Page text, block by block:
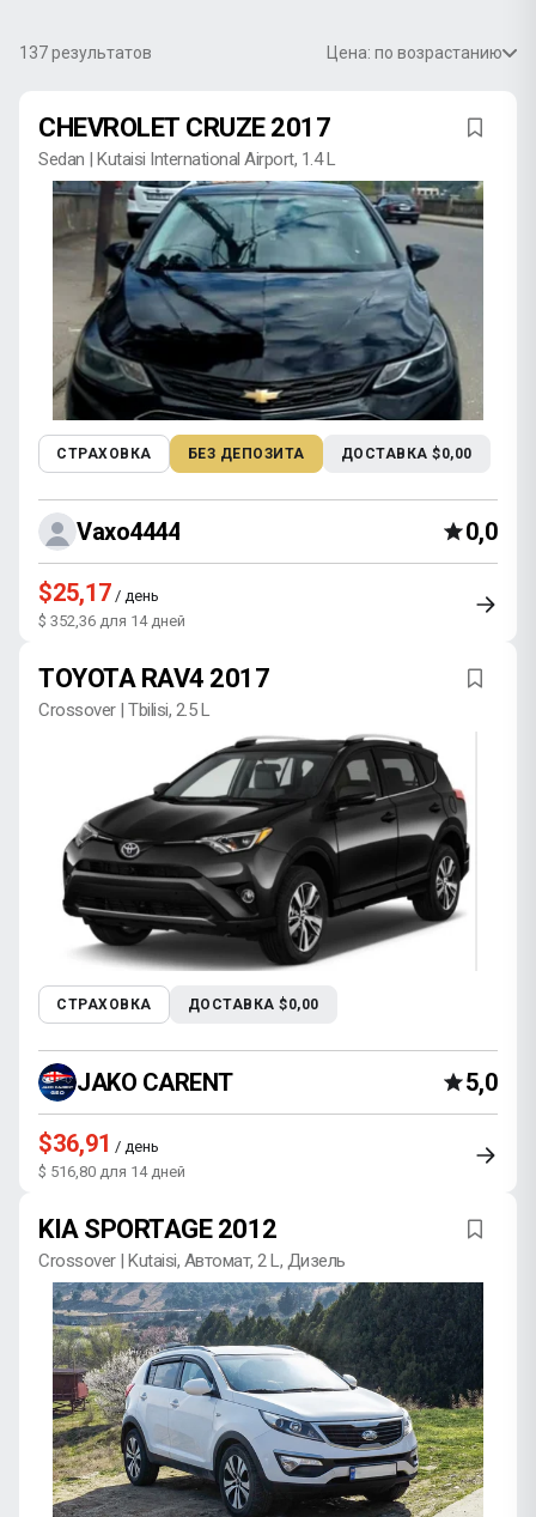
137результатов Цена: по возрастанию
CHEVROLET CRUZE 2017
Sedan | Kutaisi International Airport, 1.4 L
СТРАХОВКА БЕЗ ДЕПОЗИТА ДОСТАВКА $0,00
Vaxo4444 0,0
$25,17 / день
$ 352,36 для 14 дней
TOYOTA RAV4 2017
Crossover | Tbilisi, 2.5 L
СТРАХОВКА ДОСТАВКА $0,00
JAKO CARENT 5,0
$36,91 / день
$ 516,80 для 14 дней
KIA SPORTAGE 2012
Crossover | Kutaisi, Автомат, 2 L, Дизель